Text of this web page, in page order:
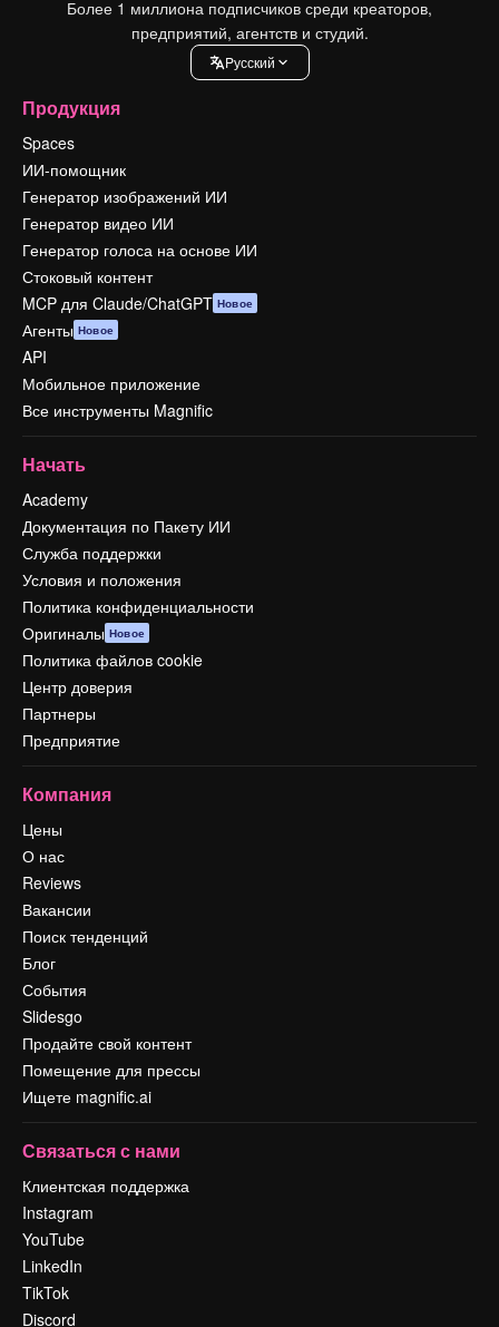
Более 1 миллиона подписчиков среди креаторов,
предприятий, агентств и студий.
Pусский
Продукция
Spaces
ИИ-помощник
Генератор изображений ИИ
Генератор видео ИИ
Генератор голоса на основе ИИ
Стоковый контент
MCP для Claude/ChatGPT Новое
Агенты Новое
API
Мобильное приложение
Все инструменты Magnific
Начать
Academy
Документация по Пакету ИИ
Служба поддержки
Условия и положения
Политика конфиденциальности
Оригиналы Новое
Политика файлов cookie
Центр доверия
Партнеры
Предприятие
Компания
Цены
О нас
Reviews
Вакансии
Поиск тенденций
Блог
События
Slidesgo
Продайте свой контент
Помещение для прессы
Ищете magnific.ai
Связаться с нами
Клиентская поддержка
Instagram
YouTube
LinkedIn
TikTok
Discord